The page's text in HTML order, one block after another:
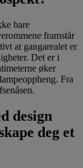
bare
framstår
at gangarealet er
Det er i
øker
Fra
design
deg et